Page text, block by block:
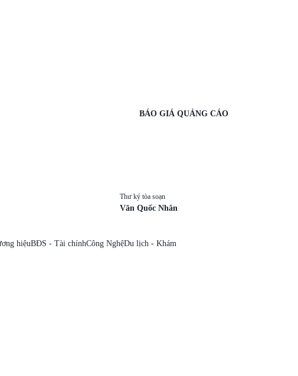
BÁO GIÁ QUẢNG CÁO
Thư ký tòa soạn
Văn Quốc Nhân
hiệuBĐS - Tài chínhCông NghệDu lịch - Khám